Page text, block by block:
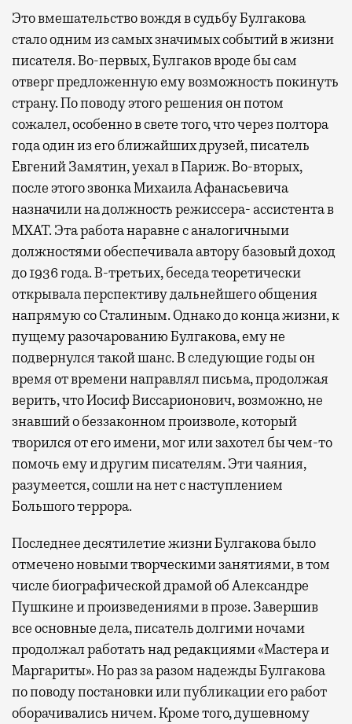
Это вмешательство вождя в судьбу Булгакова
стало одним из самых значимых событий в жизни
писателя. Во-первых, Булгаков вроде бы сам
отверг предложенную ему возможность покинуть
страну. По поводу этого решения он потом
сожалел, особенно в свете того, что через полтора
года один из его ближайших друзей, писатель
Евгений Замятин, уехал в Париж. Во-вторых,
после этого звонка Михаила Афанасьевича
назначили на должность режиссера- ассистента в
МХАТ. Эта работа наравне с аналогичными
должностями обеспечивала автору базовый доход
до 1936 года. В-третьих, беседа теоретически
открывала перспективу дальнейшего общения
напрямую со Сталиным. Однако до конца жизни, к
пущему разочарованию Булгакова, ему не
подвернулся такой шанс. В следующие годы он
время от времени направлял письма, продолжая
верить, что Иосиф Виссарионович, возможно, не
знавший о беззаконном произволе, который
творился от его имени, мог или захотел бы чем-то
помочь ему и другим писателям. Эти чаяния,
разумеется, сошли на нет с наступлением
Большого террора.
Последнее десятилетие жизни Булгакова было
отмечено новыми творческими занятиями, в том
числе биографической драмой об Александре
Пушкине и произведениями в прозе. Завершив
все основные дела, писатель долгими ночами
продолжал работать над редакциями «Мастера и
Маргариты». Но раз за разом надежды Булгакова
по поводу постановки или публикации его работ
оборачивались ничем. Кроме того, душевному